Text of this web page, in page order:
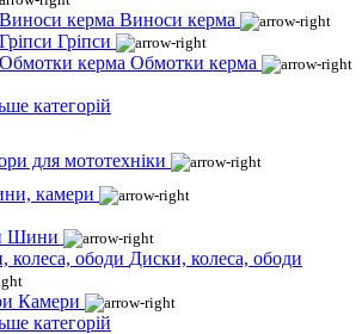
Виноси керма
Гріпси
Обмотки керма
категорій
для мототехніки
камери
Шини
Диски, колеса, ободи
Камери
категорій